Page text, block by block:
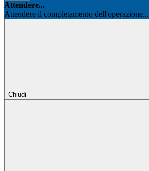
Attendere...
Attendere il completamento dell'operazione...
Chiudi